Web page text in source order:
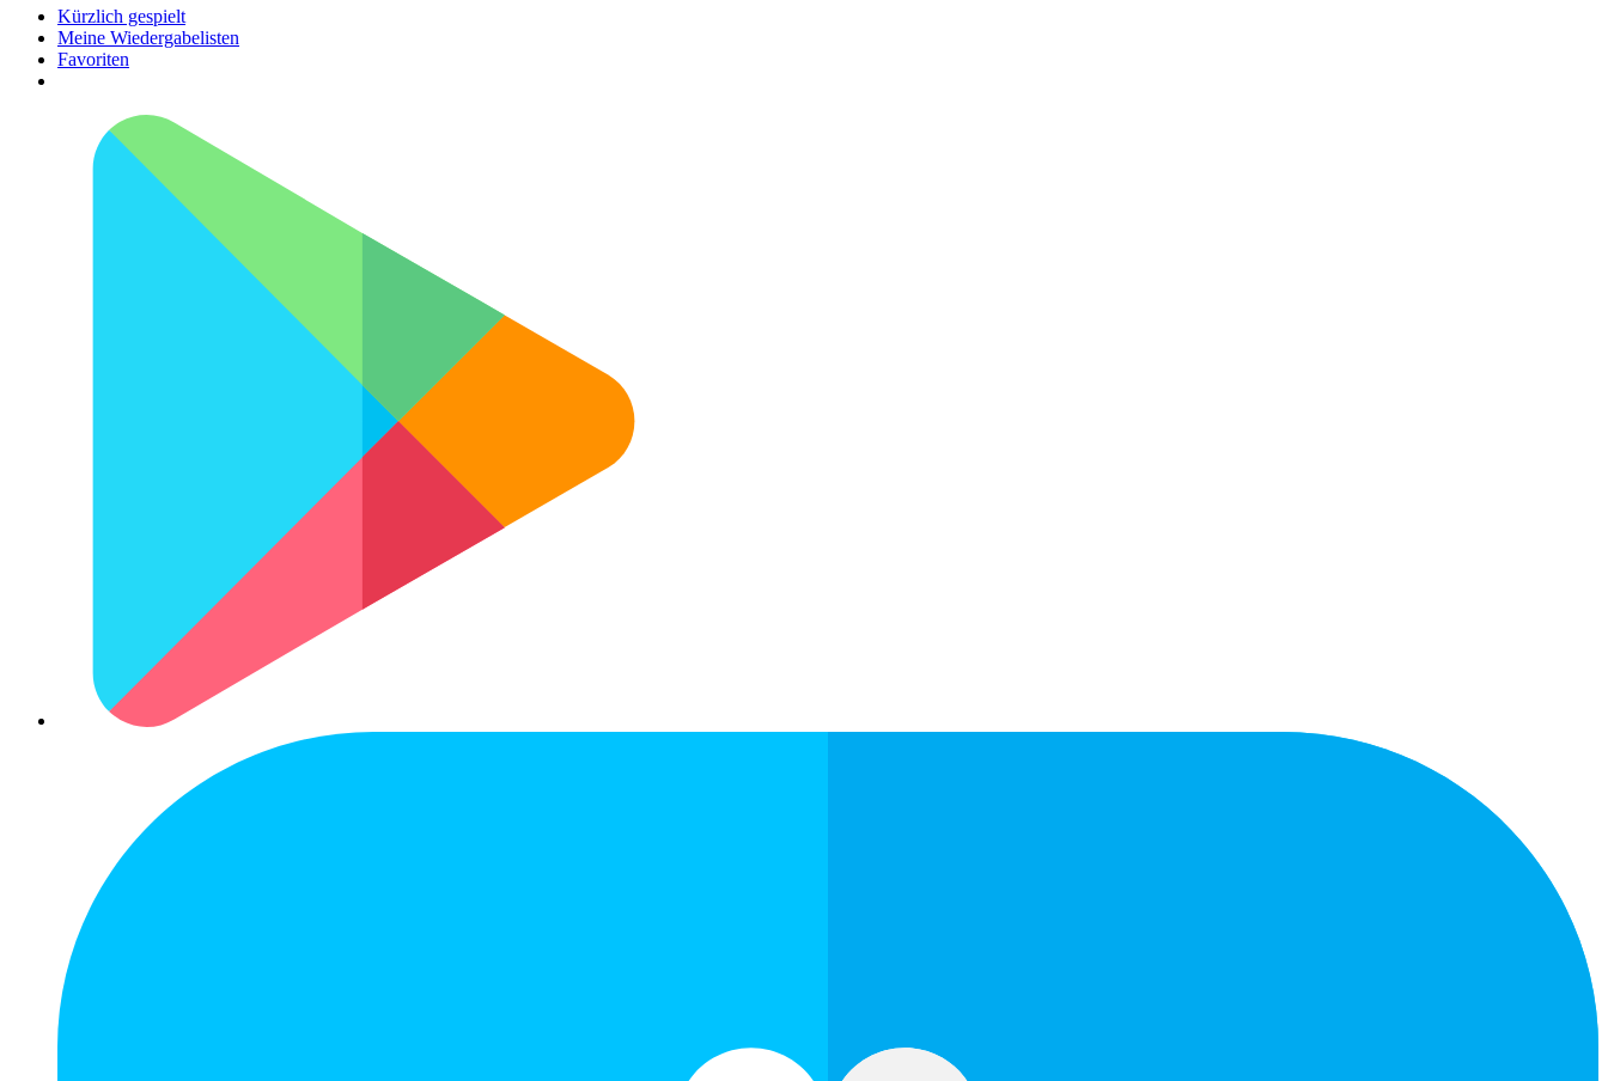
Kürzlich gespielt
Meine Wiedergabelisten
Favoriten